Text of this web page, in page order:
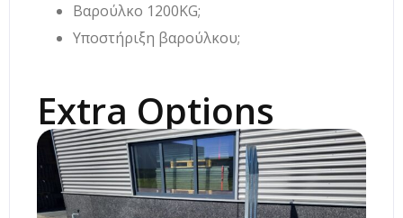
Βαρούλκο 1200KG;
Υποστήριξη βαρούλκου;
Extra Options